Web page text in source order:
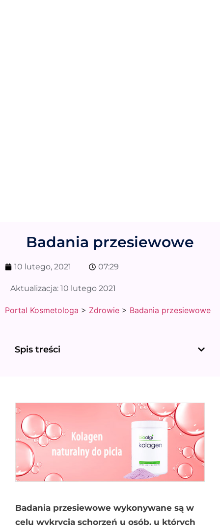
Badania przesiewowe
10 lutego, 2021 07:29
Aktualizacja: 10 lutego 2021
Portal Kosmetologa > Zdrowie > Badania przesiewowe
Spis treści
Badania przesiewowe wykonywane są w
celu wykrycia schorzeń u osób, u których